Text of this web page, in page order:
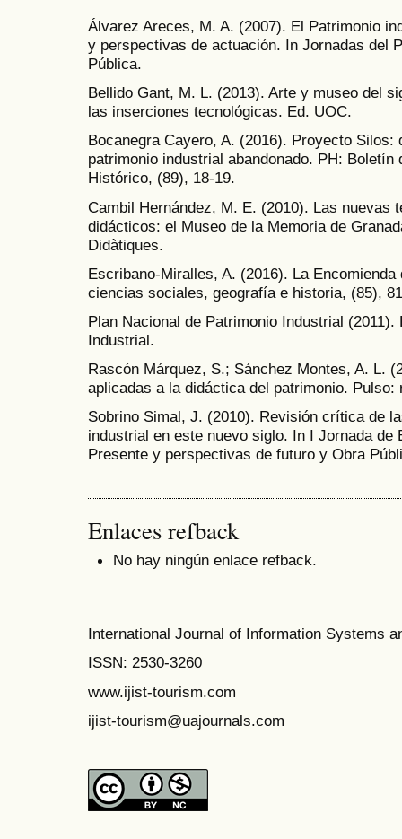
Álvarez Areces, M. A. (2007). El Patrimonio
y perspectivas de actuación. In Jornadas del
Pública.
Bellido Gant, M. L. (2013). Arte y museo del
las inserciones tecnológicas. Ed. UOC.
Bocanegra Cayero, A. (2016). Proyecto
patrimonio industrial abandonado. PH:
Histórico, (89), 18-19.
Cambil Hernández, M. E. (2010). Las nuevas
didácticos: el Museo de la Memoria de
Didàtiques.
Escribano-Miralles, A. (2016). La
ciencias sociales, geografía e historia, (85),
Plan Nacional de Patrimonio Industrial
Industrial.
Rascón Márquez, S.; Sánchez Montes, A. L.
aplicadas a la didáctica del patrimonio.
Sobrino Simal, J. (2010). Revisión crítica de
industrial en este nuevo siglo. In I Jornada
Presente y perspectivas de futuro y Obra
Enlaces refback
No hay ningún enlace refback.
International Journal of Information Systems
ISSN: 2530-3260
www.ijist-tourism.com
ijist-tourism@uajournals.com